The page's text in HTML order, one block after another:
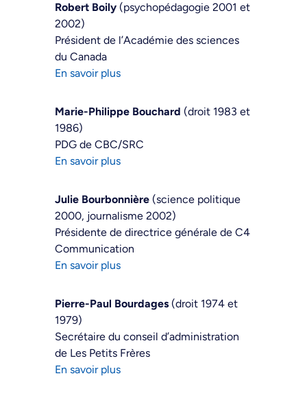
Robert Boily (psychopédagogie 2001 et
2002)
Président de l’Académie des sciences
du Canada
En savoir plus
Marie-Philippe Bouchard (droit 1983 et
1986)
PDG de CBC/SRC
En savoir plus
Julie Bourbonnière (science politique
2000, journalisme 2002)
Présidente de directrice générale de C4
Communication
En savoir plus
Pierre-Paul Bourdages (droit 1974 et
1979)
Secrétaire du conseil d’administration
de Les Petits Frères
En savoir plus